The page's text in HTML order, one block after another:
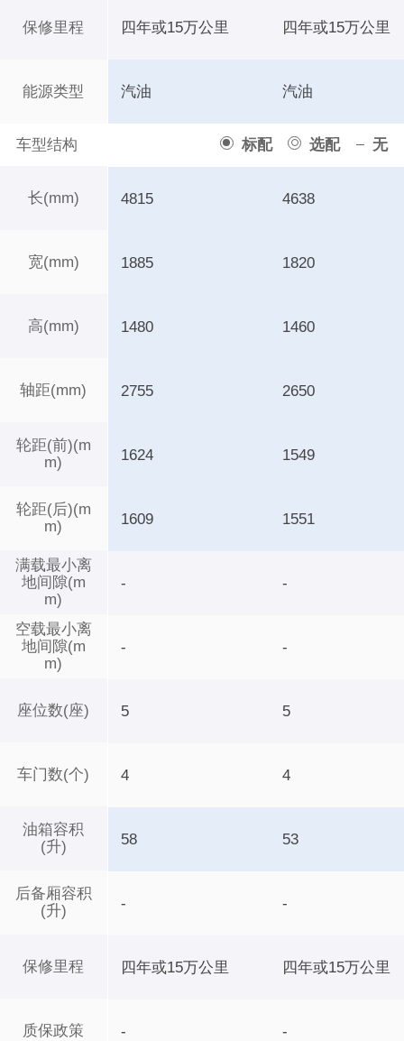
保修里程
能源类型
车型结构 标配 选配 无
长(mm)
宽(mm)
高(mm)
轴距(mm)
轮距(前)(m
m)
轮距(后)(m
m)
满载最小离
地间隙(m
m)
空载最小离
地间隙(m
m)
座位数(座)
车门数(个)
油箱容积
(升)
后备厢容积
(升)
保修里程
质保政策
四年或15万公里 四年或15万公里
汽油 汽油
4815 4638
1885 1820
1480 1460
2755 2650
1624 1549
1609 1551
- -
- -
5 5
4 4
58 53
- -
四年或15万公里 四年或15万公里
- -